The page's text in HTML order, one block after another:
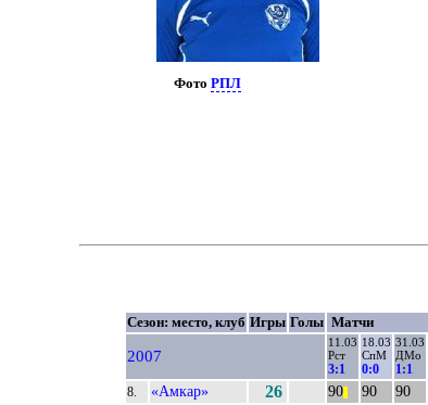
Фото РПЛ
Сезон: место, клуб Игры Голы Матчи
2007
11.03
Рст
3:1
18.03
СпМ
0:0
31.03
ДМо
1:1
8. «Амкар» 26 90|| 90 90